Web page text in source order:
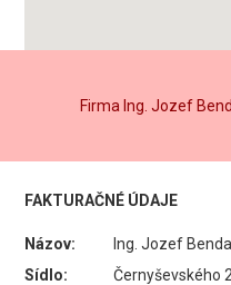
Firma Ing. Jozef
FAKTURAČNÉ ÚDAJE
Názov:
Ing. Jozef Benda
Sídlo:
Černyševského